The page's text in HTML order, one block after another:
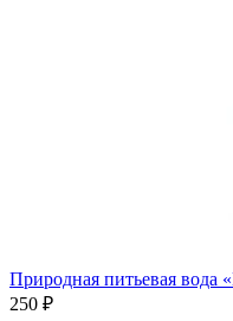
Природная питьевая вода
250 ₽